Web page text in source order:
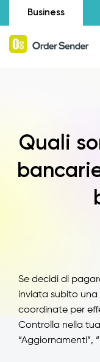
Business
Quali
Se decidi di
inviata subito una
coordinate per
Controlla nella
“Aggiornamenti”,